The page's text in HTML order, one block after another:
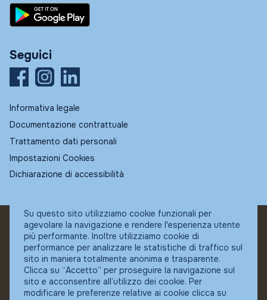
Seguici
Informativa legale
Documentazione contrattuale
Trattamento dati personali
Impostazioni Cookies
Dichiarazione di accessibilità
© Fundstore
Collocatore autorizzato:
Banca Ifigest SpA
P.Iva: 04337180485
Su questo sito utilizziamo cookie funzionali per
agevolare la navigazione e rendere l'esperienza utente
più performante. Inoltre utilizziamo cookie di
performance per analizzare le statistiche di traffico sul
sito in maniera totalmente anonima e trasparente.
Clicca su “Accetto” per proseguire la navigazione sul
sito e acconsentire all’utilizzo dei cookie. Per
modificare le preferenze relative ai cookie clicca su